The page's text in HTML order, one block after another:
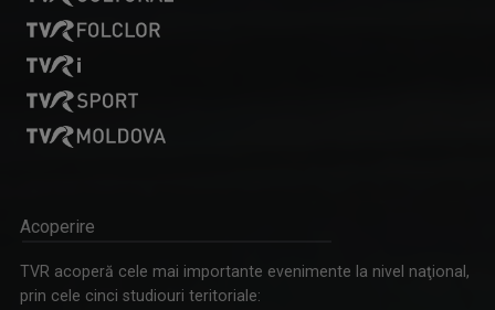
PIPER PE LIMBĂ
Emisiune consistentă şi condimentată cât, cum ...
Acoperire
TVR acoperă cele mai importante evenimente la nivel naţional,
prin cele cinci studiouri teritoriale: